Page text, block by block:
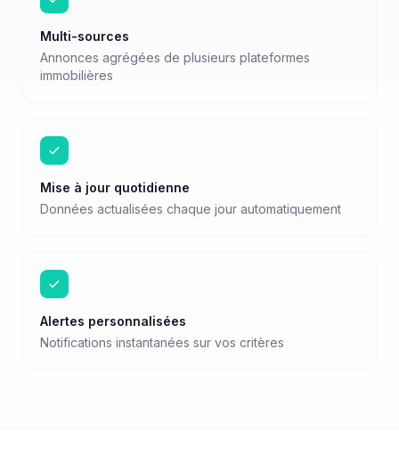
Multi-sources
Annonces agrégées de plusieurs plateformes
immobilières
Mise à jour quotidienne
Données actualisées chaque jour automatiquement
Alertes personnalisées
Notifications instantanées sur vos critères